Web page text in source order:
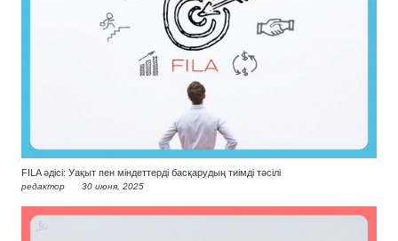
FILA әдісі: Уақыт пен міндеттерді басқарудың тиімді тәсілі
редактор 30 июня, 2025